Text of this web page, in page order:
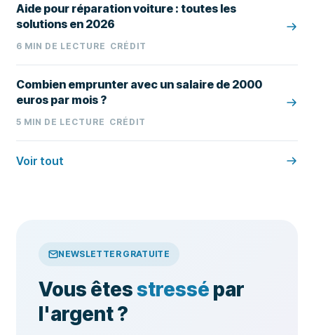
Aide pour réparation voiture : toutes les
solutions en 2026
6 MIN DE LECTURE CRÉDIT
Combien emprunter avec un salaire de 2000
euros par mois ?
5 MIN DE LECTURE CRÉDIT
Voir tout
NEWSLETTER GRATUITE
Vous êtesstressé par
l'argent ?